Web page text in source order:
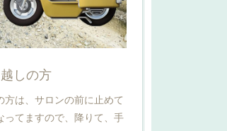
しの方
は、サロンの前に止めて
てますので、降りて、手